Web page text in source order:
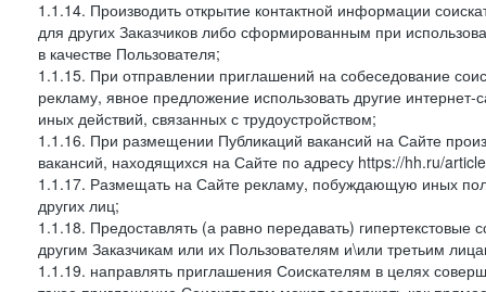
1.1.14. Производить открытие контактной информации
для других Заказчиков либо сформированным при
в качестве Пользователя;
1.1.15. При отправлении приглашений на собеседование
рекламу, явное предложение использовать другие
иных действий, связанных с трудоустройством;
1.1.16. При размещении Публикаций вакансий на Сайте
вакансий, находящихся на Сайте по адресу https://hh.ru/
1.1.17. Размещать на Сайте рекламу, побуждающую иных
других лиц;
1.1.18. Предоставлять (а равно передавать)
другим Заказчикам или их Пользователям и\или третьим
1.1.19. направлять приглашения Соискателям в целях